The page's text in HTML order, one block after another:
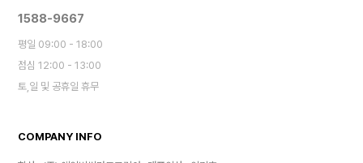
1588-9667
평일 09:00 - 18:00
점심 12:00 - 13:00
토,일 및 공휴일 휴무
COMPANY INFO